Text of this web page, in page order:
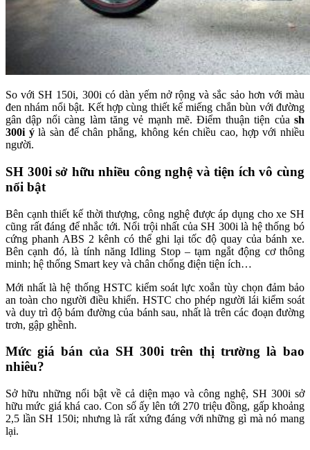
So với SH 150i, 300i có dàn yếm nở rộng và sắc sảo hơn với màu
đen nhám nổi bật. Kết hợp cùng thiết kế miếng chắn bùn với đường
gân dập nổi càng làm tăng vẻ mạnh mẽ. Điểm thuận tiện của sh
300i ýlà sàn để chân phẳng, không kén chiều cao, hợp với nhiều
người.
SH 300i sở hữu nhiều công nghệ và tiện ích vô cùng
nổi bật
Bên cạnh thiết kế thời thượng, công nghệ được áp dụng cho xe SH
cũng rất đáng để nhắc tới. Nổi trội nhất của SH 300i là hệ thống bó
cứng phanh ABS 2 kênh có thể ghi lại tốc độ quay của bánh xe.
Bên cạnh đó, là tính năng Idling Stop – tạm ngắt động cơ thông
minh; hệ thống Smart key và chân chống điện tiện ích…
Mới nhất là hệ thống HSTC kiểm soát lực xoắn tùy chọn đảm bảo
an toàn cho người điều khiển. HSTC cho phép người lái kiểm soát
và duy trì độ bám đường của bánh sau, nhất là trên các đoạn đường
trơn, gập ghềnh.
Mức giá bán của SH 300i trên thị trường là bao
nhiêu?
Sở hữu những nổi bật về cả diện mạo và công nghệ, SH 300i sở
hữu mức giá khá cao. Con số ấy lên tới 270 triệu đồng, gấp khoảng
2,5 lần SH 150i; nhưng là rất xứng đáng với những gì mà nó mang
lại.